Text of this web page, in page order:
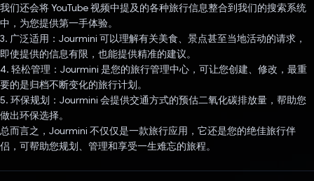
我们还会将 YouTube 视频中提及的各种旅行信息整合到我们的搜索系统
中，为您提供第一手体验。
3. 广泛适用：Jourmini 可以理解有关美食、景点甚至当地活动的请求，
即使提供的信息有限，也能提供精准的建议。
4. 轻松管理：Jourmini 是您的旅行管理中心，可让您创建、修改，最重
要的是归档不断变化的旅行计划。
5. 环保规划：Jourmini 会提供交通方式的预估二氧化碳排放量，帮助您
做出环保选择。
总而言之，Jourmini 不仅仅是一款旅行应用，它还是您的绝佳旅行伴
侣，可帮助您规划、管理和享受一生难忘的旅程。